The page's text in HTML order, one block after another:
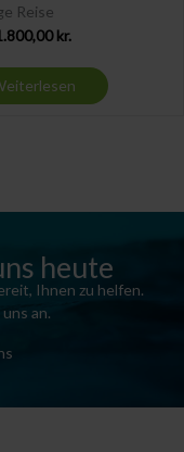
Reise
kr.
heute
Ihnen zu helfen.
an.